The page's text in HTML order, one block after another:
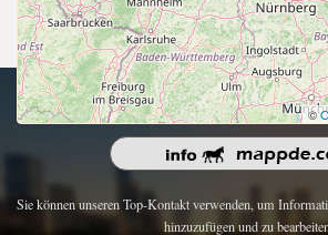
©
Urheberrecht 2026 | Alle Rechte
Sie können unseren Top-Kontakt verwenden, um
hinzuzufügen und zu